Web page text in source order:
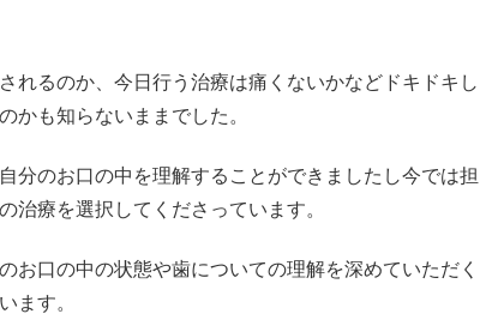
れるのか、今日行う治療は痛くないかなどドキドキし
かも知らないままでした。
分のお口の中を理解することができましたし今では担
治療を選択してくださっています。
口の中の状態や歯についての理解を深めていただく
ます。